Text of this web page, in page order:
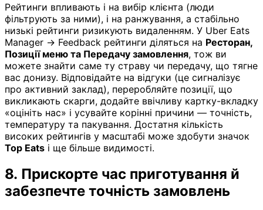
Рейтинги впливають і на вибір клієнта (люди
фільтрують за ними), і на ранжування, а стабільно
низькі рейтинги ризикують видаленням. У Uber Eats
Manager → Feedback рейтинги діляться на Ресторан,
Позиції меню та Передачу замовлення, тож ви
можете знайти саме ту страву чи передачу, що тягне
вас донизу. Відповідайте на відгуки (це сигналізує
про активний заклад), переробляйте позиції, що
викликають скарги, додайте ввічливу картку-вкладку
«оцініть нас» і усувайте корінні причини — точність,
температуру та пакування. Достатня кількість
високих рейтингів у масштабі може здобути значок
Top Eats і ще більше видимості.
8. Прискорте час приготування й
забезпечте точність замовлень